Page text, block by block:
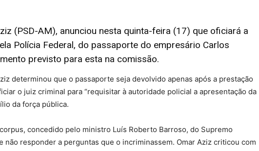
(PSD-AM), anunciou nesta quinta-feira (17) que oficiará a
Polícia Federal, do passaporte do empresário Carlos
previsto para esta na comissão.
determinou que o passaporte seja devolvido apenas após a prestação
o juiz criminal para “requisitar à autoridade policial a apresentação da
da força pública.
concedido pelo ministro Luís Roberto Barroso, do Supremo
responder a perguntas que o incriminassem. Omar Aziz criticou com